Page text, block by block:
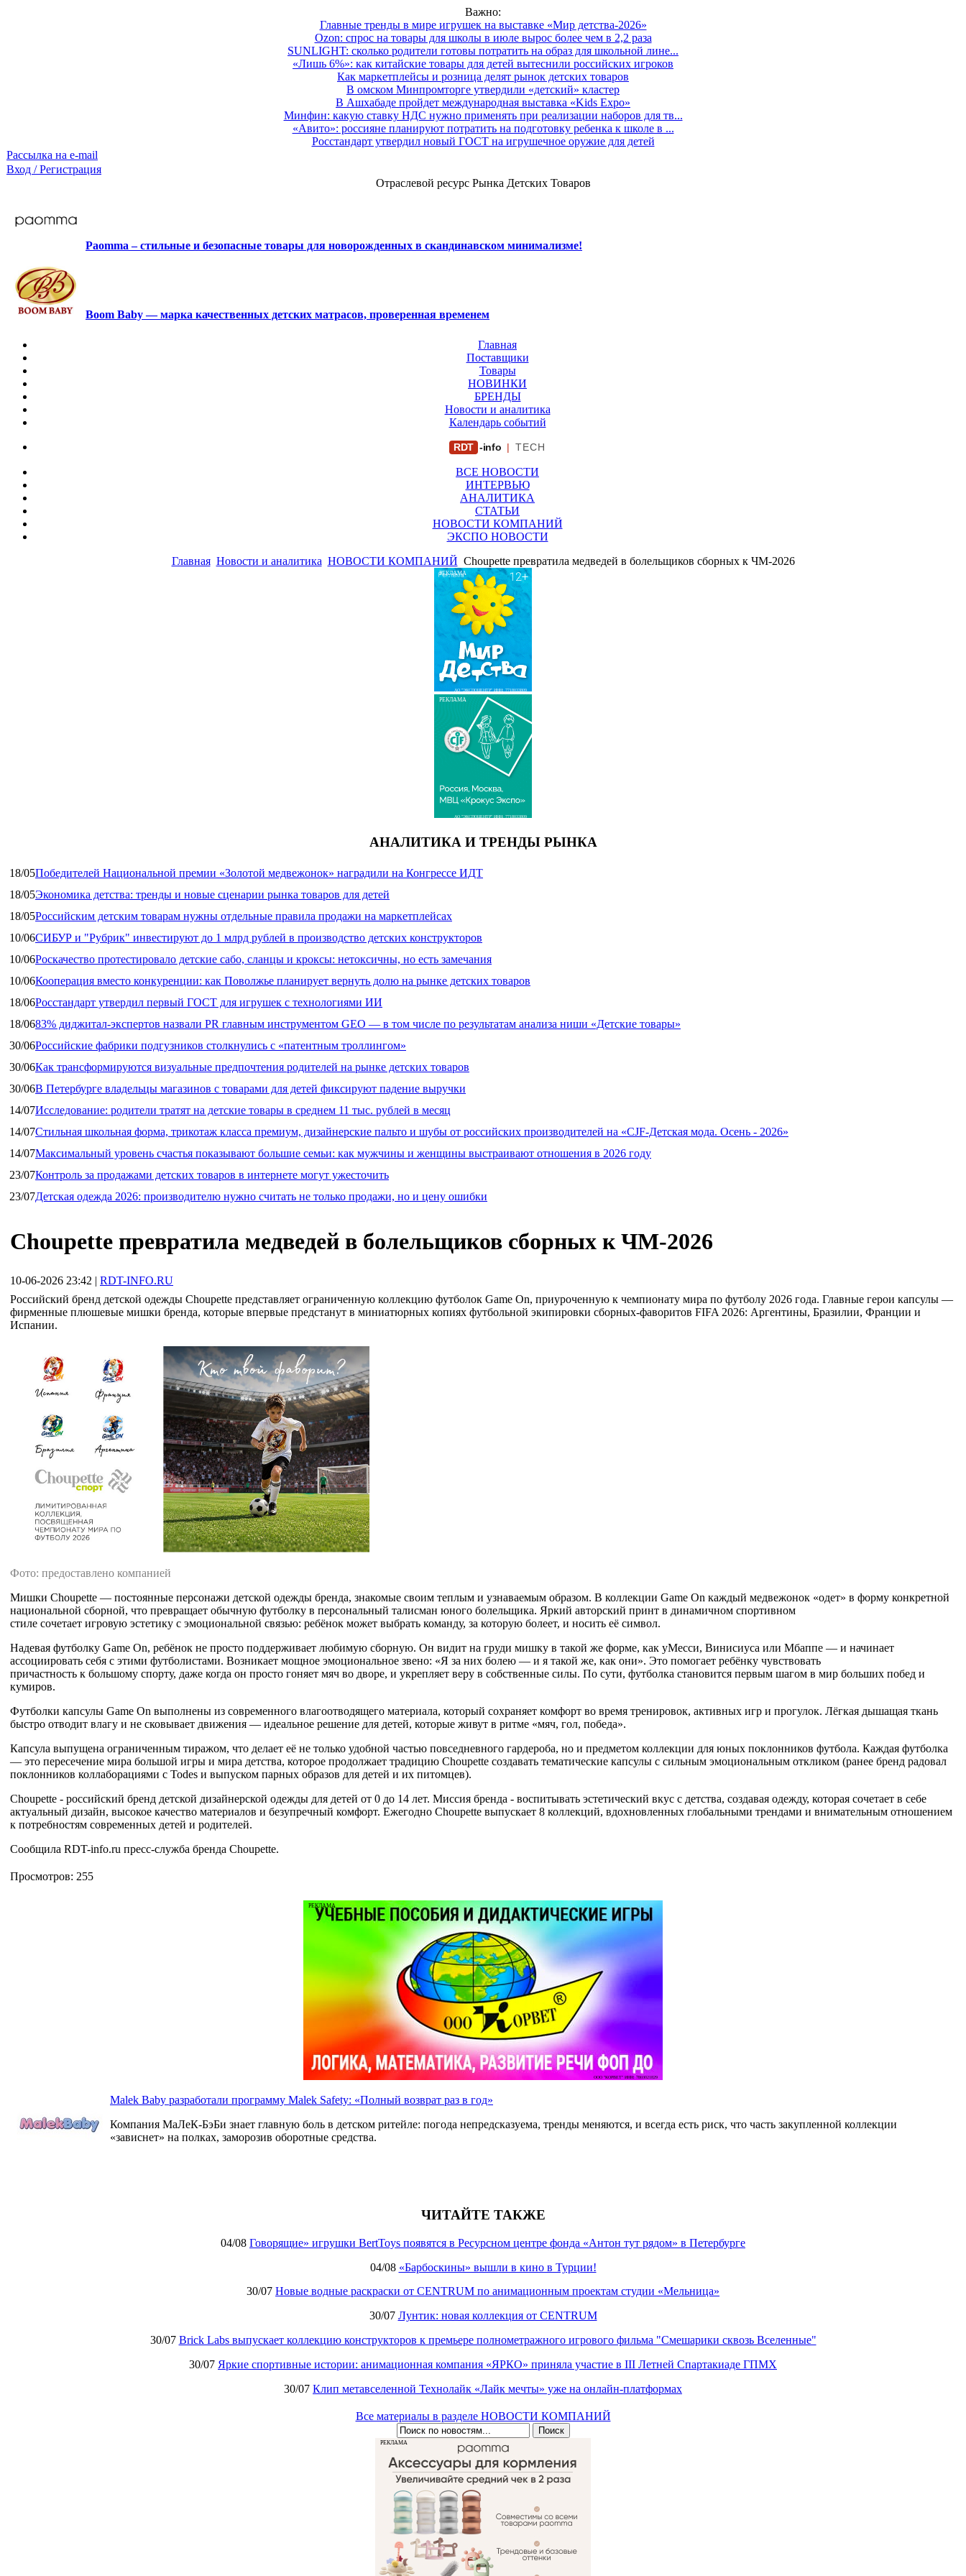
Важно:
Главные тренды в мире игрушек на выставке «Мир детства-2026»
Ozon: спрос на товары для школы в июле вырос более чем в 2,2 раза
SUNLIGHT: сколько родители готовы потратить на образ для школьной лине...
«Лишь 6%»: как китайские товары для детей вытеснили российских игроков
Как маркетплейсы и розница делят рынок детских товаров
В омском Минпромторге утвердили «детский» кластер
В Ашхабаде пройдет международная выставка «Kids Expo»
Минфин: какую ставку НДС нужно применять при реализации наборов для тв...
«Авито»: россияне планируют потратить на подготовку ребенка к школе в ...
Росстандарт утвердил новый ГОСТ на игрушечное оружие для детей
Рассылка на e-mail
Вход / Регистрация
Отраслевой ресурс Рынка Детских Товаров
Paomma – стильные и безопасные товары для новорожденных в скандинавском минимализме!
Boom Baby — марка качественных детских матрасов, проверенная временем
Главная
Поставщики
Товары
НОВИНКИ
БРЕНДЫ
Новости и аналитика
Календарь событий
RDT -info | TECH
ВСЕ НОВОСТИ
ИНТЕРВЬЮ
АНАЛИТИКА
СТАТЬИ
НОВОСТИ КОМПАНИЙ
ЭКСПО НОВОСТИ
Главная Новости и аналитика НОВОСТИ КОМПАНИЙ Choupette превратила медведей в болельщиков сборных к ЧМ-2026
РЕКЛАМА
АО "ЭКСПОЦЕНТР" ИНН: 7718033809
РЕКЛАМА
АО "ЭКСПОЦЕНТР" ИНН: 7718033809
АНАЛИТИКА И ТРЕНДЫ РЫНКА
18/05Победителей Национальной премии «Золотой медвежонок» наградили на Конгрессе ИДТ
18/05Экономика детства: тренды и новые сценарии рынка товаров для детей
18/05Российским детским товарам нужны отдельные правила продажи на маркетплейсах
10/06СИБУР и "Рубрик" инвестируют до 1 млрд рублей в производство детских конструкторов
10/06Роскачество протестировало детские сабо, сланцы и кроксы: нетоксичны, но есть замечания
10/06Кооперация вместо конкуренции: как Поволжье планирует вернуть долю на рынке детских товаров
18/06Росстандарт утвердил первый ГОСТ для игрушек с технологиями ИИ
18/0683% диджитал‑экспертов назвали PR главным инструментом GEO — в том числе по результатам анализа ниши «Детские товары»
30/06Российские фабрики подгузников столкнулись с «патентным троллингом»
30/06Как трансформируются визуальные предпочтения родителей на рынке детских товаров
30/06В Петербурге владельцы магазинов с товарами для детей фиксируют падение выручки
14/07Исследование: родители тратят на детские товары в среднем 11 тыс. рублей в месяц
14/07Стильная школьная форма, трикотаж класса премиум, дизайнерские пальто и шубы от российских производителей на «CJF-Детская мода. Осень - 2026»
14/07Максимальный уровень счастья показывают большие семьи: как мужчины и женщины выстраивают отношения в 2026 году
23/07Контроль за продажами детских товаров в интернете могут ужесточить
23/07Детская одежда 2026: производителю нужно считать не только продажи, но и цену ошибки
Choupette превратила медведей в болельщиков сборных к ЧМ-2026
10-06-2026 23:42 | RDT-INFO.RU
Российский бренд детской одежды Choupette представляет ограниченную коллекцию футболок Game On, приуроченную к чемпионату мира по футболу 2026 года. Главные герои капсулы —
фирменные плюшевые мишки бренда, которые впервые предстанут в миниатюрных копиях футбольной экипировки сборных-фаворитов FIFA 2026: Аргентины, Бразилии, Франции и
Испании.
Фото: предоставлено компанией
Мишки Choupette — постоянные персонажи детской одежды бренда, знакомые своим теплым и узнаваемым образом. В коллекции Game On каждый медвежонок «одет» в форму конкретной
национальной сборной, что превращает обычную футболку в персональный талисман юного болельщика. Яркий авторский принт в динамичном спортивном
стиле сочетает игровую эстетику с эмоциональной связью: ребёнок может выбрать команду, за которую болеет, и носить её символ.
Надевая футболку Game On, ребёнок не просто поддерживает любимую сборную. Он видит на груди мишку в такой же форме, как уМесси, Винисиуса или Мбаппе — и начинает
ассоциировать себя с этими футболистами. Возникает мощное эмоциональное звено: «Я за них болею — и я такой же, как они». Это помогает ребёнку чувствовать
причастность к большому спорту, даже когда он просто гоняет мяч во дворе, и укрепляет веру в собственные силы. По сути, футболка становится первым шагом в мир больших побед и
кумиров.
Футболки капсулы Game On выполнены из современного влагоотводящего материала, который сохраняет комфорт во время тренировок, активных игр и прогулок. Лёгкая дышащая ткань
быстро отводит влагу и не сковывает движения — идеальное решение для детей, которые живут в ритме «мяч, гол, победа».
Капсула выпущена ограниченным тиражом, что делает её не только удобной частью повседневного гардероба, но и предметом коллекции для юных поклонников футбола. Каждая футболка
— это пересечение мира большой игры и мира детства, которое продолжает традицию Choupette создавать тематические капсулы с сильным эмоциональным откликом (ранее бренд радовал
поклонников коллаборациями с Todes и выпуском парных образов для детей и их питомцев).
Choupette - российский бренд детской дизайнерской одежды для детей от 0 до 14 лет. Миссия бренда - воспитывать эстетический вкус с детства, создавая одежду, которая сочетает в себе
актуальный дизайн, высокое качество материалов и безупречный комфорт. Ежегодно Choupette выпускает 8 коллекций, вдохновленных глобальными трендами и внимательным отношением
к потребностям современных детей и родителей.
Сообщила RDT-info.ru пресс-служба бренда Choupette.
Просмотров: 255
РЕКЛАМА
ООО "КОРВЕТ" ИНН: 7803021829
Malek Baby разработали программу Malek Safety: «Полный возврат раз в год»
Компания МаЛеК-БэБи знает главную боль в детском ритейле: погода непредсказуема, тренды меняются, и всегда есть риск, что часть закупленной коллекции
«зависнет» на полках, заморозив оборотные средства.
ЧИТАЙТЕ ТАКЖЕ
04/08 Говорящие» игрушки BertToys появятся в Ресурсном центре фонда «Антон тут рядом» в Петербурге
04/08 «Барбоскины» вышли в кино в Турции!
30/07 Новые водные раскраски от CENTRUM по анимационным проектам студии «Мельница»
30/07 Лунтик: новая коллекция от CENTRUM
30/07 Brick Labs выпускает коллекцию конструкторов к премьере полнометражного игрового фильма "Смешарики сквозь Вселенные"
30/07 Яркие спортивные истории: анимационная компания «ЯРКО» приняла участие в III Летней Спартакиаде ГПМХ
30/07 Клип метавселенной Технолайк «Лайк мечты» уже на онлайн-платформах
Все материалы в разделе НОВОСТИ КОМПАНИЙ
РЕКЛАМА